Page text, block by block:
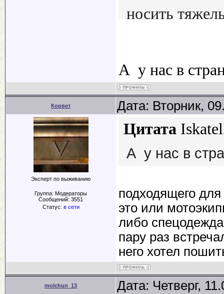
носить
практично.
А у нас в
Корвет Дата: Вторник,
Эксперт по выживанию
Группа: Модераторы
Сообщений: 3551
Статус: в сети
Цитата
А у нас в
подходящего для
это или
либо
пару раз
него хотел
molchun_13 Дата: Четверг,